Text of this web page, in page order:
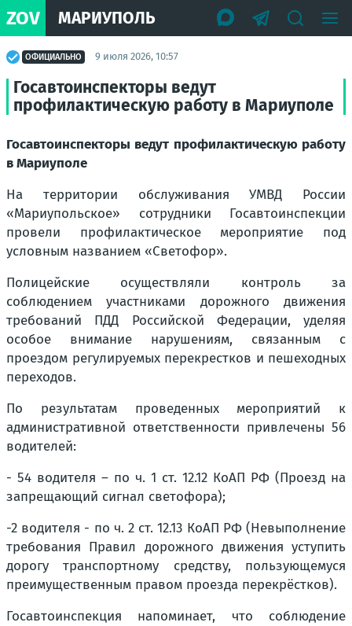
ZOV МАРИУПОЛЬ
ОФИЦИАЛЬНО 9 июля 2026, 10:57
Госавтоинспекторы ведут
профилактическую работу в Мариуполе
Госавтоинспекторы ведут профилактическую работу
в Мариуполе
На территории обслуживания УМВД России
«Мариупольское» сотрудники Госавтоинспекции
провели профилактическое мероприятие под
условным названием «Светофор».
Полицейские осуществляли контроль за
соблюдением участниками дорожного движения
требований ПДД Российской Федерации, уделяя
особое внимание нарушениям, связанным с
проездом регулируемых перекрестков и пешеходных
переходов.
По результатам проведенных мероприятий к
административной ответственности привлечены 56
водителей:
- 54 водителя – по ч. 1 ст. 12.12 КоАП РФ (Проезд на
запрещающий сигнал светофора);
-2 водителя - по ч. 2 ст. 12.13 КоАП РФ (Невыполнение
требования Правил дорожного движения уступить
дорогу транспортному средству, пользующемуся
преимущественным правом проезда перекрёстков).
Госавтоинспекция напоминает, что соблюдение